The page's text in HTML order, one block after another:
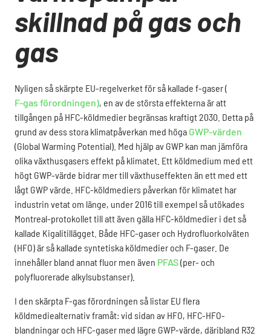
skillnad på gas och
gas
Nyligen så skärpte EU-regelverket för så kallade f-gaser (
F-gas förordningen), en av de största effekterna är att
tillgången på HFC-köldmedier begränsas kraftigt 2030. Detta på
grund av dess stora klimatpåverkan med höga GWP-värden
(Global Warming Potential). Med hjälp av GWP kan man jämföra
olika växthusgasers effekt på klimatet. Ett köldmedium med ett
högt GWP-värde bidrar mer till växthuseffekten än ett med ett
lågt GWP värde. HFC-köldmediers påverkan för klimatet har
industrin vetat om länge, under 2016 till exempel så utökades
Montreal-protokollet till att även gälla HFC-köldmedier i det så
kallade Kigalitillägget. Både HFC-gaser och Hydrofluorkolväten
(HFO) är så kallade syntetiska köldmedier och F-gaser. De
innehåller bland annat fluor men även PFAS(per- och
polyfluorerade alkylsubstanser).
I den skärpta F-gas förordningen så listar EU flera
köldmediealternativ framåt: vid sidan av HFO, HFC-HFO-
blandningar och HFC-gaser med lägre GWP-värde, däribland R32